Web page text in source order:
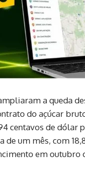
a queda
do açúcar
centavos de
de um mês, com
em outubro